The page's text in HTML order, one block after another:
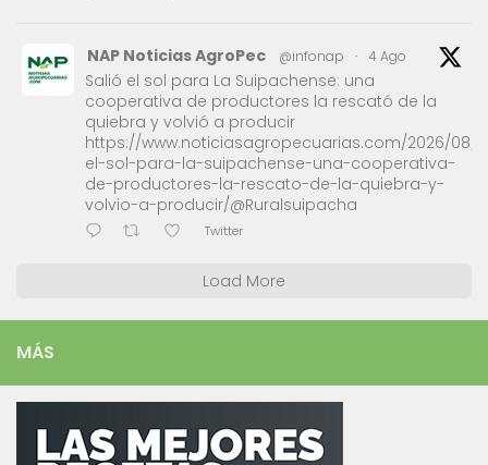
NAP Noticias AgroPec @infonap · 4 Ago
Salió el sol para La Suipachense: una
cooperativa de productores la rescató de la
quiebra y volvió a producir
https://www.noticiasagropecuarias.com/2026/08/
el-sol-para-la-suipachense-una-cooperativa-
de-productores-la-rescato-de-la-quiebra-y-
volvio-a-producir/@Ruralsuipacha
Twitter
Load More
MÁS